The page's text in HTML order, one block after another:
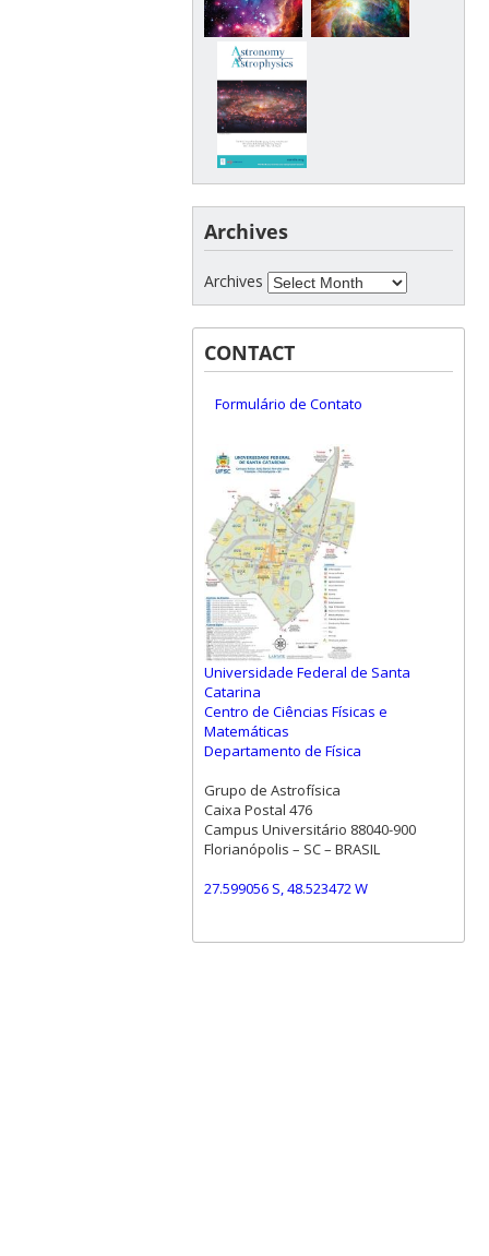
Archives
Archives
CONTACT
Formulário de Contato
Universidade Federal de Santa
Catarina
Centro de Ciências Físicas e
Matemáticas
Departamento de Física
Grupo de Astrofísica
Caixa Postal 476
Campus Universitário 88040-900
Florianópolis – SC – BRASIL
27.599056 S, 48.523472 W